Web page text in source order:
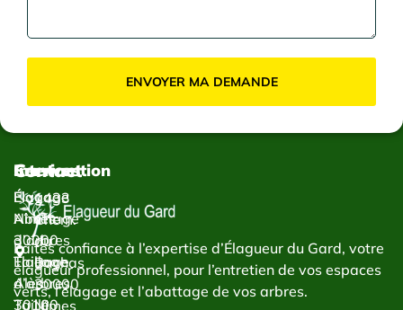
ENVOYER MA DEMANDE
Faites confiance à l’expertise d’Élagueur du Gard, votre
élagueur professionnel, pour l’entretien de vos espaces
verts, l’élagage et l’abattage de vos arbres.
Services
Élagage
Abattage
d’arbres
Taillage
d’arbres
Taille
Intervention
Élagage
Nîmes
30000
Élagage
Alès
30100
Contact
1433
Chem.
du
Bachas
30000
Nîmes